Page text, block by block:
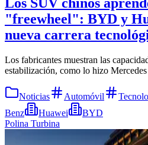
"freewheel": BYD y
nueva carrera
Los fabricantes muestran las
estabilización, como lo hizo
Noticias Automóvil
Benz
Huawei
BYD
Polina Turbina